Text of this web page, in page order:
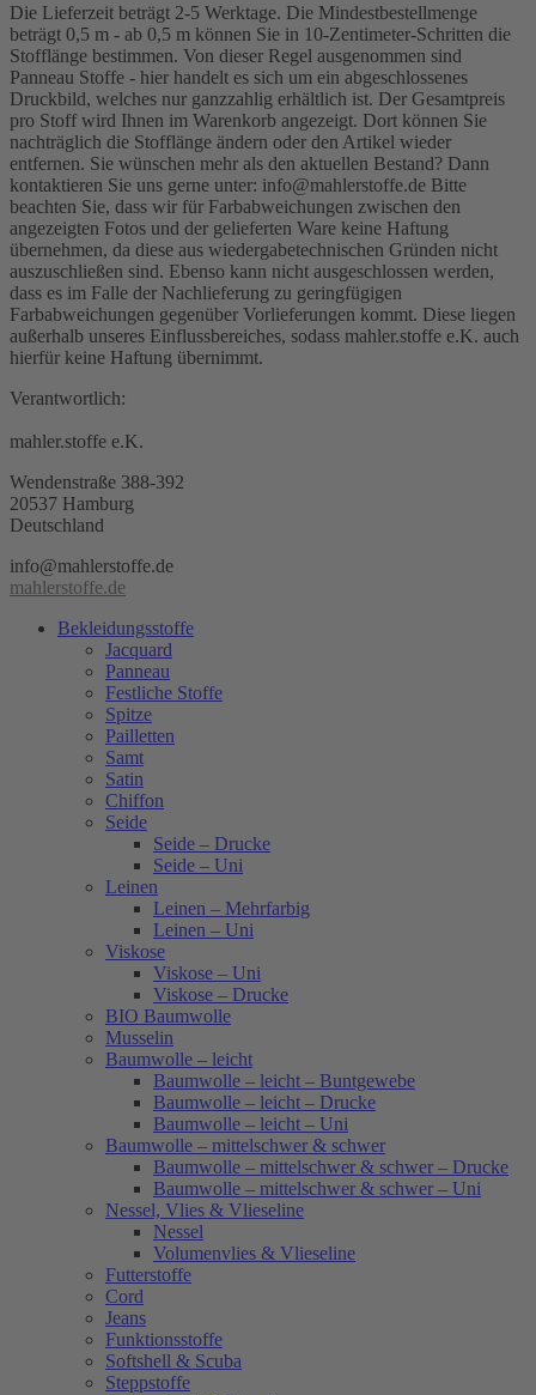
Die Lieferzeit beträgt 2-5 Werktage. Die Mindestbestellmenge
beträgt 0,5 m - ab 0,5 m können Sie in 10-Zentimeter-Schritten die
Stofflänge bestimmen. Von dieser Regel ausgenommen sind
Panneau Stoffe - hier handelt es sich um ein abgeschlossenes
Druckbild, welches nur ganzzahlig erhältlich ist. Der Gesamtpreis
pro Stoff wird Ihnen im Warenkorb angezeigt. Dort können Sie
nachträglich die Stofflänge ändern oder den Artikel wieder
entfernen. Sie wünschen mehr als den aktuellen Bestand? Dann
kontaktieren Sie uns gerne unter: info@mahlerstoffe.de Bitte
beachten Sie, dass wir für Farbabweichungen zwischen den
angezeigten Fotos und der gelieferten Ware keine Haftung
übernehmen, da diese aus wiedergabetechnischen Gründen nicht
auszuschließen sind. Ebenso kann nicht ausgeschlossen werden,
dass es im Falle der Nachlieferung zu geringfügigen
Farbabweichungen gegenüber Vorlieferungen kommt. Diese liegen
außerhalb unseres Einflussbereiches, sodass mahler.stoffe e.K. auch
hierfür keine Haftung übernimmt.
Verantwortlich:
mahler.stoffe e.K.
Wendenstraße 388-392
20537 Hamburg
Deutschland
info@mahlerstoffe.de
mahlerstoffe.de
Bekleidungsstoffe
Jacquard
Panneau
Festliche Stoffe
Spitze
Pailletten
Samt
Satin
Chiffon
Seide
Seide – Drucke
Seide – Uni
Leinen
Leinen – Mehrfarbig
Leinen – Uni
Viskose
Viskose – Uni
Viskose – Drucke
BIO Baumwolle
Musselin
Baumwolle – leicht
Baumwolle – leicht – Buntgewebe
Baumwolle – leicht – Drucke
Baumwolle – leicht – Uni
Baumwolle – mittelschwer & schwer
Baumwolle – mittelschwer & schwer – Drucke
Baumwolle – mittelschwer & schwer – Uni
Nessel, Vlies & Vlieseline
Nessel
Volumenvlies & Vlieseline
Futterstoffe
Cord
Jeans
Funktionsstoffe
Softshell & Scuba
Steppstoffe